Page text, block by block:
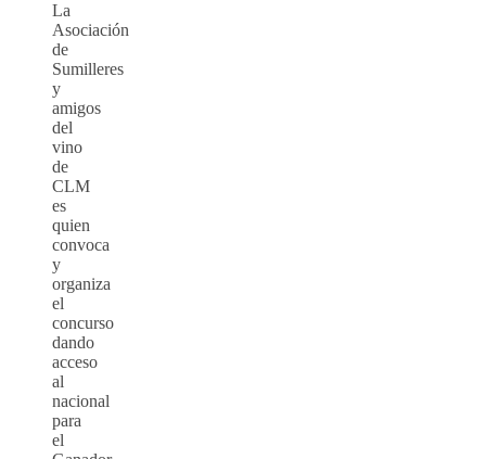
La
Asociación
de
Sumilleres
y
amigos
del
vino
de
CLM
es
quien
convoca
y
organiza
el
concurso
dando
acceso
al
nacional
para
el